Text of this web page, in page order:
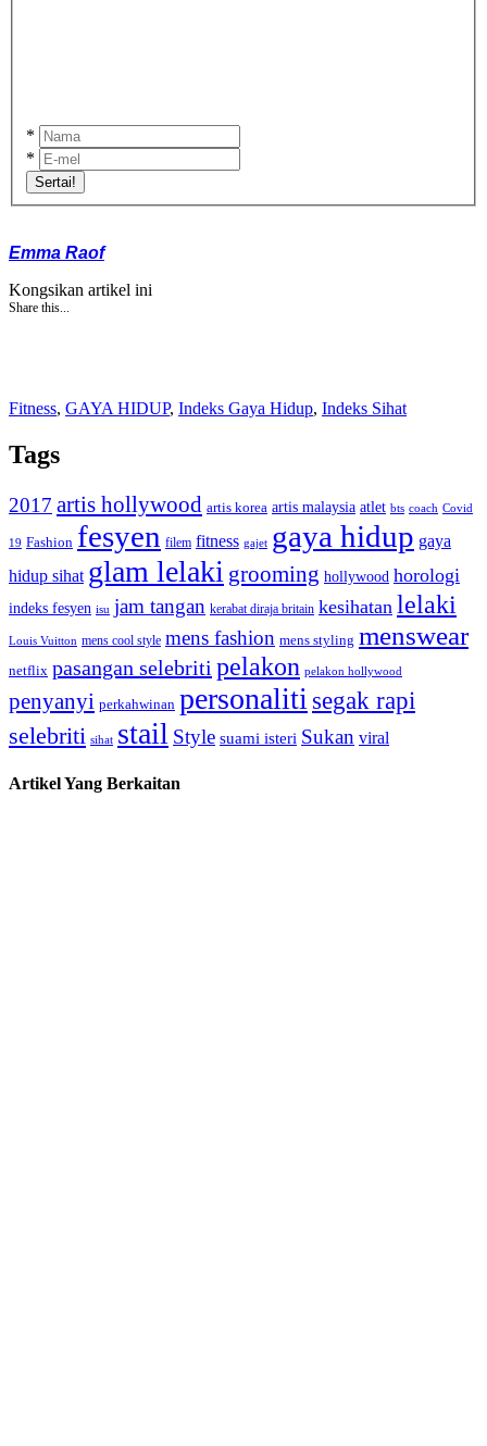
*
*
Sertai!
Emma Raof
Kongsikan artikel ini
Share this...
Fitness, GAYA HIDUP, Indeks Gaya Hidup, Indeks Sihat
Tags
2017 artis hollywood artis korea artis malaysia atlet bts coach Covid
19 Fashion fesyen filem fitness gajet gaya hidup gaya
hidup sihat glam lelaki grooming hollywood horologi
indeks fesyen isu jam tangan kerabat diraja britain kesihatan lelaki
Louis Vuitton mens cool style mens fashion mens styling menswear
netflix pasangan selebriti pelakon pelakon hollywood
penyanyi perkahwinan personaliti segak rapi
selebriti sihat stail Style suami isteri Sukan viral
Artikel Yang Berkaitan